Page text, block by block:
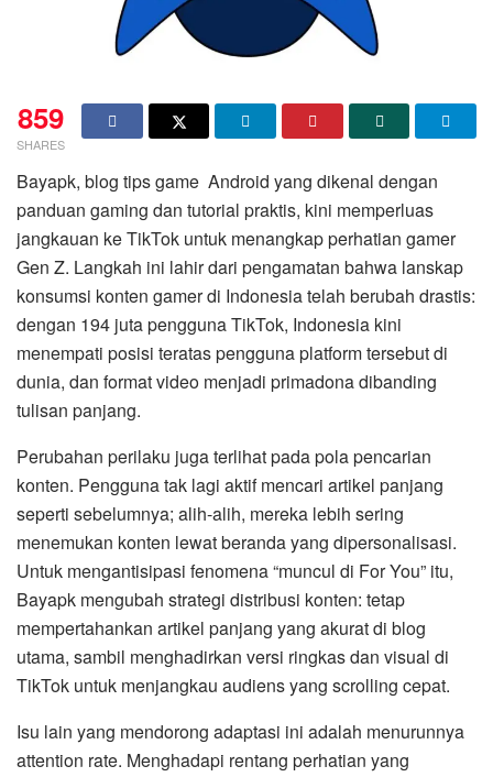
859
SHARES
Bayapk, blog tips game Android yang dikenal dengan
panduan gaming dan tutorial praktis, kini memperluas
jangkauan ke TikTok untuk menangkap perhatian gamer
Gen Z. Langkah ini lahir dari pengamatan bahwa lanskap
konsumsi konten gamer di Indonesia telah berubah drastis:
dengan 194 juta pengguna TikTok, Indonesia kini
menempati posisi teratas pengguna platform tersebut di
dunia, dan format video menjadi primadona dibanding
tulisan panjang.
Perubahan perilaku juga terlihat pada pola pencarian
konten. Pengguna tak lagi aktif mencari artikel panjang
seperti sebelumnya; alih-alih, mereka lebih sering
menemukan konten lewat beranda yang dipersonalisasi.
Untuk mengantisipasi fenomena “muncul di For You” itu,
Bayapk mengubah strategi distribusi konten: tetap
mempertahankan artikel panjang yang akurat di blog
utama, sambil menghadirkan versi ringkas dan visual di
TikTok untuk menjangkau audiens yang scrolling cepat.
Isu lain yang mendorong adaptasi ini adalah menurunnya
attention rate. Menghadapi rentang perhatian yang